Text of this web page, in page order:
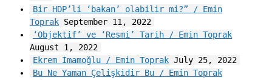
Bir HDP’li ‘bakan’ olabilir mi?” / Emin
ToprakSeptember 11, 2022
‘Objektif’ ve ‘Resmi’ Tarih / Emin Toprak
August 1, 2022
Ekrem İmamoğlu / Emin Toprak July 25, 2022
Bu Ne Yaman Çelişkidir Bu / Emin Toprak